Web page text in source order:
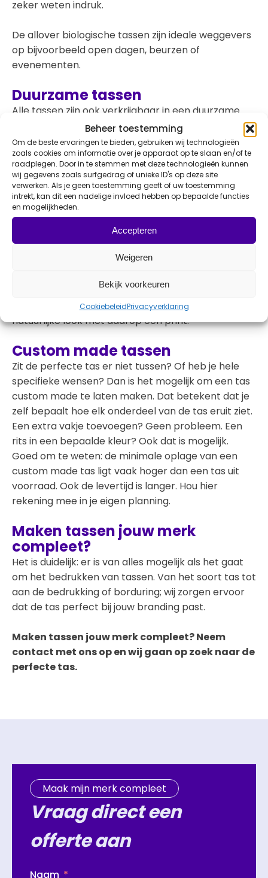
Beheer toestemming
Om de beste ervaringen te bieden, gebruiken wij technologieën
zoals cookies om informatie over je apparaat op te slaan en/of te
raadplegen. Door in te stemmen met deze technologieën kunnen
wij gegevens zoals surfgedrag of unieke ID's op deze site
verwerken. Als je geen toestemming geeft of uw toestemming
intrekt, kan dit een nadelige invloed hebben op bepaalde functies
en mogelijkheden.
Accepteren
Weigeren
Bekijk voorkeuren
CookiebeleidPrivacyverklaring
zeker weten indruk.
De allover biologische tassen zijn ideale weggevers
op bijvoorbeeld open dagen, beurzen of
evenementen.
Duurzame tassen
Alle tassen zijn ook verkrijgbaar in een duurzame
variant, bijvoorbeeld gemaakt van RPET,
gerecycled en / of biologisch katoen of gerecycled
canvas. De collectie duurzame tassen groeit elk
jaar.Op onze webshop Green Premiumvind je een
uitgebreide selectie van onze duurzame tassen.
Vraag via de webshop gemakkelijk een offerte aan.
Jute shoppers
Op zoek naar een stevige tas? Dan is jute het
perfecte materiaal. Jute tassen zijn stevig en ruim:
nemen. Ook de jute shoppers zijn verkrijgbaar in
meerdere kleuren. De populairste variant is de
natuurlijke look met daarop een print.
Custom made tassen
Zit de perfecte tas er niet tussen? Of heb je hele
specifieke wensen? Dan is het mogelijk om een tas
custom made te laten maken. Dat betekent dat je
zelf bepaalt hoe elk onderdeel van de tas eruit ziet.
Een extra vakje toevoegen? Geen probleem. Een
rits in een bepaalde kleur? Ook dat is mogelijk.
Goed om te weten: de minimale oplage van een
custom made tas ligt vaak hoger dan een tas uit
voorraad. Ook de levertijd is langer. Hou hier
rekening mee in je eigen planning.
Maken tassen jouw merk
compleet?
Het is duidelijk: er is van alles mogelijk als het gaat
om het bedrukken van tassen. Van het soort tas tot
aan de bedrukking of borduring; wij zorgen ervoor
dat de tas perfect bij jouw branding past.
Maken tassen jouw merk compleet? Neem
contact met ons op en wij gaan op zoek naar de
perfecte tas.
Maak mijn merk compleet
Vraag direct een
offerte aan
Naam